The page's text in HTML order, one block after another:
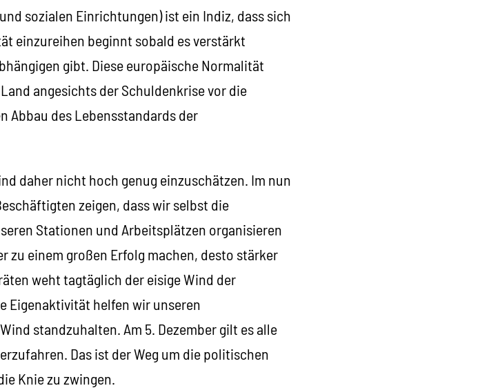
sozialen Einrichtungen) ist ein Indiz, dass sich
einzureihen beginnt sobald es verstärkt
gibt. Diese europäische Normalität
angesichts der Schuldenkrise vor die
Abbau des Lebensstandards der
daher nicht hoch genug einzuschätzen. Im nun
zeigen, dass wir selbst die
Stationen und Arbeitsplätzen organisieren
zu einem großen Erfolg machen, desto stärker
weht tagtäglich der eisige Wind der
Eigenaktivität helfen wir unseren
standzuhalten. Am 5. Dezember gilt es alle
Das ist der Weg um die politischen
Knie zu zwingen.